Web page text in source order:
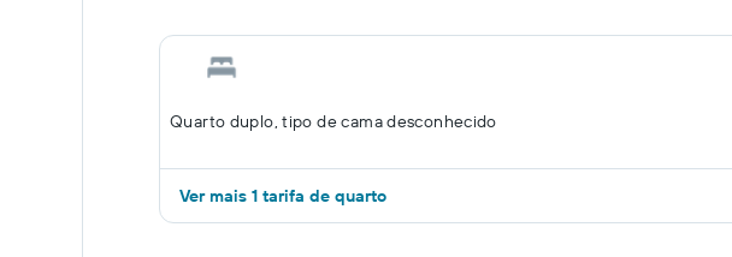
Quarto duplo, tipo de cama desconhecido
Ver mais 1 tarifa de quarto